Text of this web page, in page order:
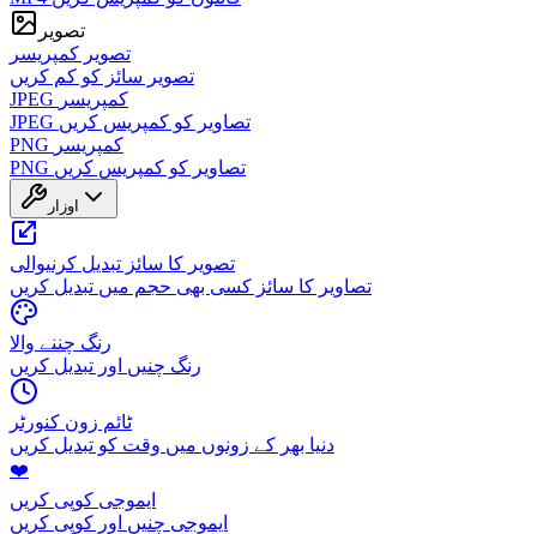
تصویر
تصویر کمپریسر
تصویر سائز کو کم کریں
JPEG کمپریسر
JPEG تصاویر کو کمپریس کریں
PNG کمپریسر
PNG تصاویر کو کمپریس کریں
اوزار
تصویر کا سائز تبدیل کرنیوالی
تصاویر کا سائز کسی بھی حجم میں تبدیل کریں
رنگ چننے والا
رنگ چنیں اور تبدیل کریں
ٹائم زون کنورٹر
دنیا بھر کے زونوں میں وقت کو تبدیل کریں
❤️
ایموجی کوپی کریں
ایموجی چنیں اور کوپی کریں